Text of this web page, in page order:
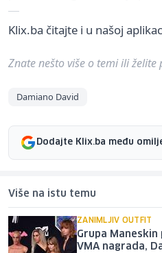
Klix.ba čitajte i u našoj
Znate nešto više o temi ili
Damiano David
Dodajte Klix.ba među
Više na istu temu
ZANIMLJIV OUTFIT
Grupa
VMA nagrada,